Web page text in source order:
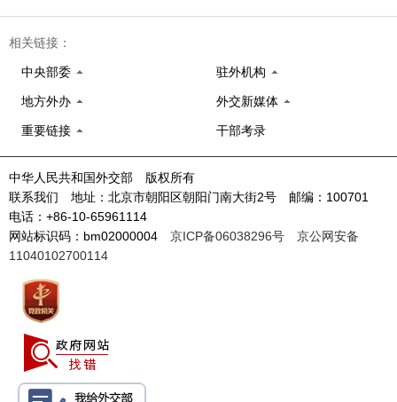
相关链接：
中央部委 驻外机构
地方外办 外交新媒体
重要链接 干部考录
中华人民共和国外交部 版权所有
联系我们 地址：北京市朝阳区朝阳门南大街2号 邮编：100701
电话：+86-10-65961114
网站标识码：bm02000004 京ICP备06038296号
京公网安备
11040102700114